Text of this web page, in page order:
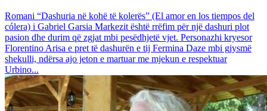
Romani “Dashuria në kohë të kolerës” (El amor en los tiempos del
cólera) i Gabriel Garsia Markezit është rrëfim për një dashuri plot
pasion dhe durim që zgjat mbi pesëdhjetë vjet. Personazhi kryesor
Florentino Arisa e pret të dashurën e tij Fermina Daze mbi gjysmë
shekulli, ndërsa ajo jeton e martuar me mjekun e respektuar
Urbino...